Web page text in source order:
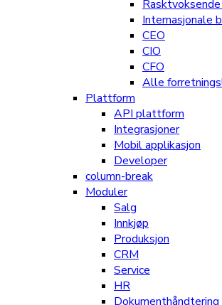
Internasjonale
CEO
CIO
CFO
Alle
Plattform
API plattform
Integrasjoner
Mobil applikasjon
Developer
column-break
Moduler
Salg
Innkjøp
Produksjon
CRM
Service
HR
Dokumenthåndtering